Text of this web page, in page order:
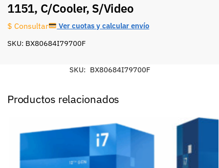
1151, C/Cooler, S/Video
$ Consultar Ver cuotas y calcular envío
SKU: BX80684I79700F
SKU: BX80684I79700F
Productos relacionados